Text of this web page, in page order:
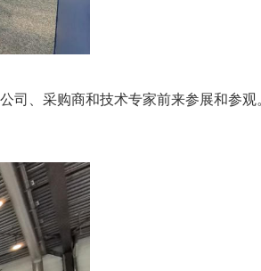
司、采购商和技术专家前来参展和参观